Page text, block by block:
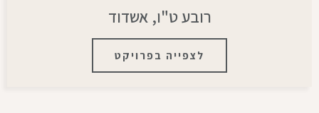
רובע ט"ו, אשדוד
לצפייה בפרויקט